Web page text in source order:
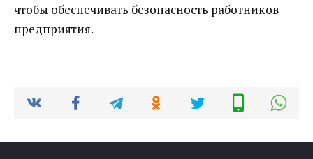
чтобы обеспечивать безопасность работников
предприятия.